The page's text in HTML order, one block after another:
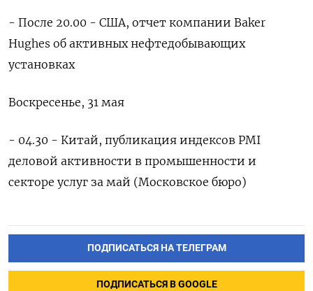
- После 20.00 - США, отчет компании Baker
Hughes об ‌активных нефтедобывающих
установках
Воскресенье, 31 мая
- 04.30 - Китай, публикация индексов PMI
деловой активности в промышенности и
секторе услуг за май (Московское бюро)
ПОДПИСАТЬСЯ НА ТЕЛЕГРАМ
ПОДПИСАТЬСЯ В GOOGLE